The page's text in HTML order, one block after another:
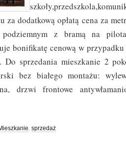
dodatkową opłatą cena za
z bramą na
bonifikatę cenową w
sprzedania mieszkanie 2
bez białego montażu:
drzwi frontowe
, sprzedaż